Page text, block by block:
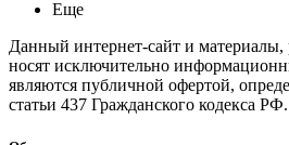
Еще
Данный интернет-сайт и
носят исключительно
являются публичной офертой,
статьи 437 Гражданского кодекса РФ.